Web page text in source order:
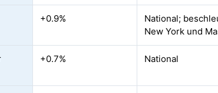
+0.9%
National;
New York und
+0.7% National